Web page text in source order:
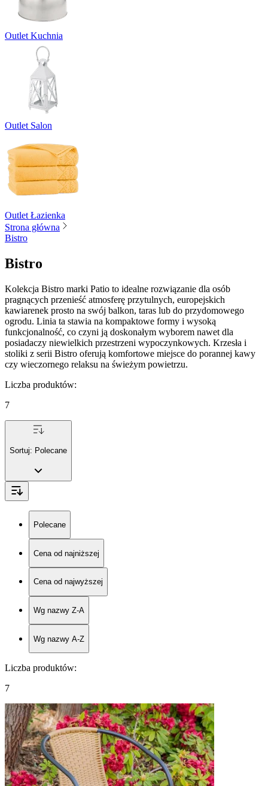
Outlet Kuchnia
Outlet Salon
Outlet Łazienka
Strona główna
Bistro
Bistro
Kolekcja Bistro marki Patio to idealne rozwiązanie dla osób
pragnących przenieść atmosferę przytulnych, europejskich
kawiarenek prosto na swój balkon, taras lub do przydomowego
ogrodu. Linia ta stawia na kompaktowe formy i wysoką
funkcjonalność, co czyni ją doskonałym wyborem nawet dla
posiadaczy niewielkich przestrzeni wypoczynkowych. Krzesła i
stoliki z serii Bistro oferują komfortowe miejsce do porannej kawy
czy wieczornego relaksu na świeżym powietrzu.
Liczba produktów:
7
Sortuj: Polecane
Polecane
Cena od najniższej
Cena od najwyższej
Wg nazwy Z-A
Wg nazwy A-Z
Liczba produktów:
7